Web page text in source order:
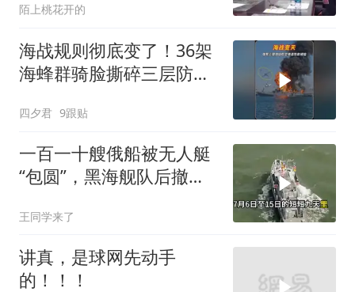
陌上桃花开的
海战规则彻底变了！36架
海蜂群骑脸撕碎三层防空
四夕君 9跟贴
一百一十艘俄船被无人艇
“包圆”，黑海舰队后撤数
王同学来了
讲真，是球网先动手
的！！！